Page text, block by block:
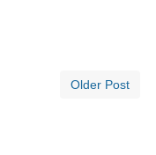
Older Post